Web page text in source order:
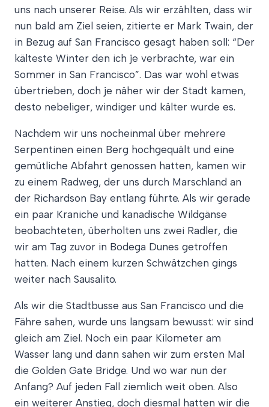
uns nach unserer Reise. Als wir erzählten, dass wir
nun bald am Ziel seien, zitierte er Mark Twain, der
in Bezug auf San Francisco gesagt haben soll: “Der
kälteste Winter den ich je verbrachte, war ein
Sommer in San Francisco”. Das war wohl etwas
übertrieben, doch je näher wir der Stadt kamen,
desto nebeliger, windiger und kälter wurde es.
Nachdem wir uns nocheinmal über mehrere
Serpentinen einen Berg hochgequält und eine
gemütliche Abfahrt genossen hatten, kamen wir
zu einem Radweg, der uns durch Marschland an
der Richardson Bay entlang führte. Als wir gerade
ein paar Kraniche und kanadische Wildgänse
beobachteten, überholten uns zwei Radler, die
wir am Tag zuvor in Bodega Dunes getroffen
hatten. Nach einem kurzen Schwätzchen gings
weiter nach Sausalito.
Als wir die Stadtbusse aus San Francisco und die
Fähre sahen, wurde uns langsam bewusst: wir sind
gleich am Ziel. Noch ein paar Kilometer am
Wasser lang und dann sahen wir zum ersten Mal
die Golden Gate Bridge. Und wo war nun der
Anfang? Auf jeden Fall ziemlich weit oben. Also
ein weiterer Anstieg, doch diesmal hatten wir die